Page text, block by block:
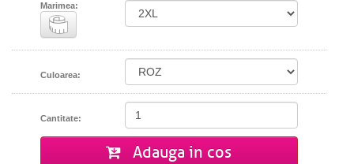
Marimea:
Culoarea:
Cantitate:
Adauga in cos